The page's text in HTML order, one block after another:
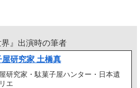
界』出演時の筆者
屋研究家 土橋真
研究家・駄菓子屋ハンター・日本遺
エ